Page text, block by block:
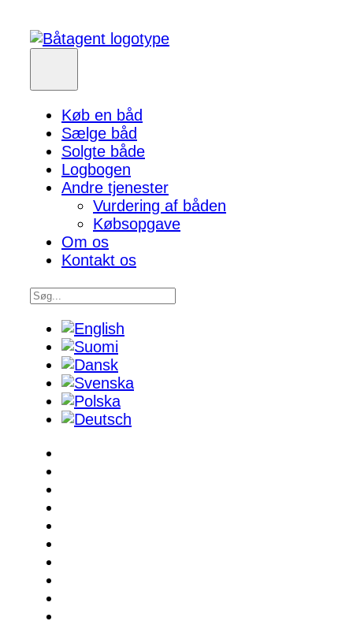
Køb en båd
Sælge båd
Solgte både
Logbogen
Andre tjenester
Vurdering af båden
Købsopgave
Om os
Kontakt os